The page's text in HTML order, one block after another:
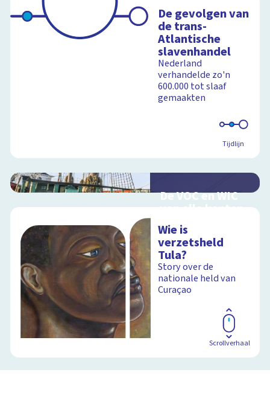
De gevolgen van
de trans-
Atlantische
slavenhandel
Nederland
verhandelde zo'n
600.000 tot slaaf
gemaakten
Tijdlijn
De VOC en WIC
van alle kanten
over zee
Schoolplaat
Wie is
verzetsheld
Tula?
Story over de
nationale held van
Curaçao
Scrollverhaal